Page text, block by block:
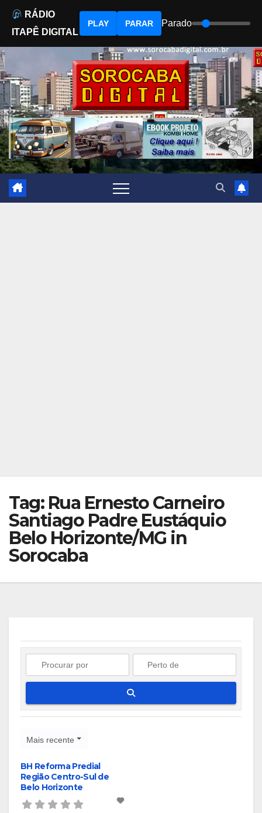
to
content
Tag: Rua Ernesto Carneiro
Santiago Padre Eustáquio
Belo Horizonte/MG in
Sorocaba
Mais recente
BH Reforma Predial
Região Centro-Sul de
Belo Horizonte
RÁDIO
ITAPÊ DIGITAL
PLAY PARAR Parado